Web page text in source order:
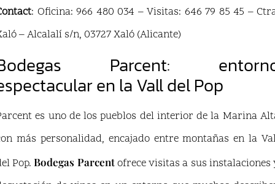
: Oficina: 966 480 034 – Visitas: 646 79 85 45 –
– Alcalalí s/n, 03727 Xaló (Alicante)
Parcent:
en la Vall del Pop
es uno de los pueblos del interior de la Marina
más personalidad, encajado entre montañas en la
Pop.Bodegas Parcentofrece visitas a sus instalaciones